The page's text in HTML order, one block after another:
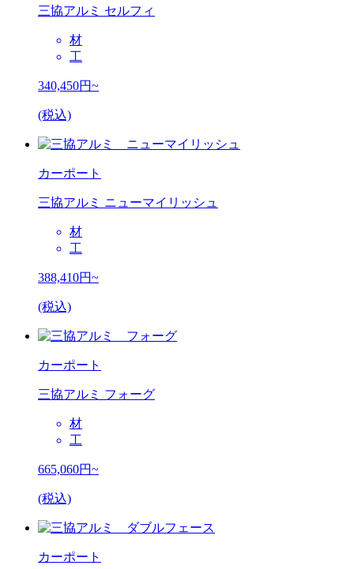
三協アルミ セルフィ
材
工
340,450円~
(税込)
カーポート
三協アルミ ニューマイリッシュ
材
工
388,410円~
(税込)
カーポート
三協アルミ フォーグ
材
工
665,060円~
(税込)
カーポート